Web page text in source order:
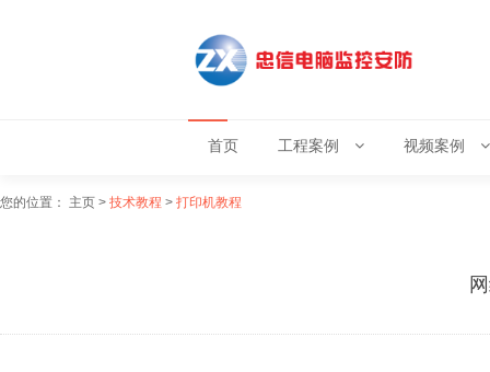
首页 工程案例 视频案例
您的位置： 主页 > 技术教程 > 打印机教程